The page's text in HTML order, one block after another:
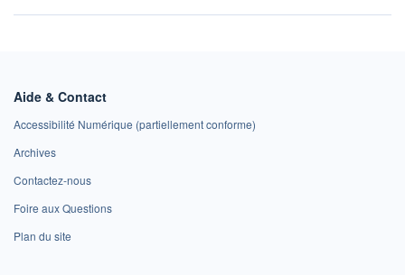
Aide & Contact
Accessibilité Numérique (partiellement conforme)
Archives
Contactez-nous
Foire aux Questions
Plan du site